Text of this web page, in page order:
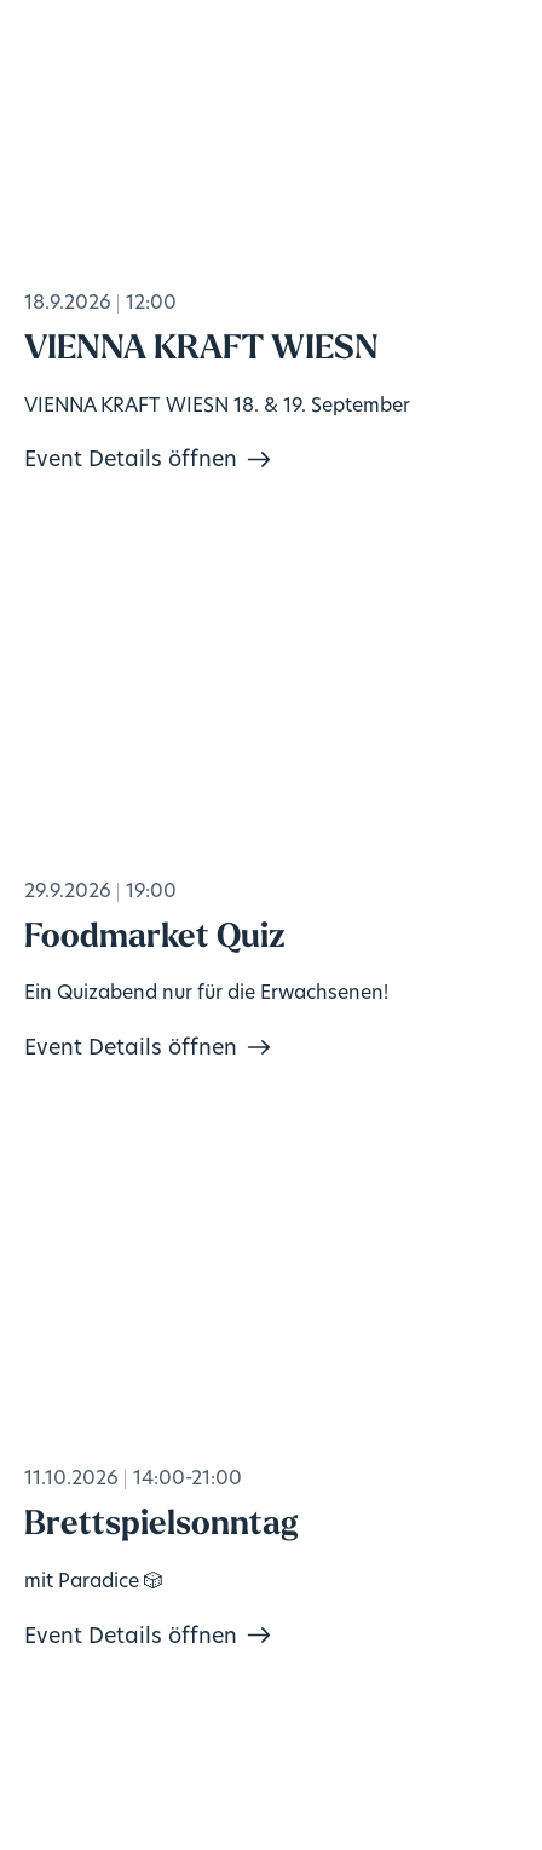
18.9.2026 12:00
VIENNA KRAFT WIESN
VIENNA KRAFT WIESN 18. & 19. September
Event Details öffnen
29.9.2026 19:00
Foodmarket Quiz
Ein Quizabend nur für die Erwachsenen!
Event Details öffnen
11.10.2026 14:00-21:00
Brettspielsonntag
mit Paradice 🎲
Event Details öffnen